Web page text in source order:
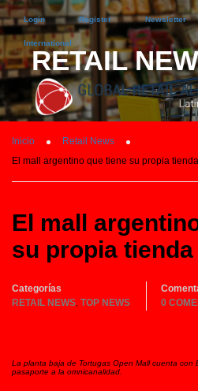
Login Register Newsletter
International
RETAIL
Inicio
Retail News
El mall argentino que tiene su propia
El mall
su propia
Categorías
RETAIL NEWS TOP NEWS
0
La planta baja de Tortugas Open Mall cuenta con
pasaporte a la omnicanalidad.